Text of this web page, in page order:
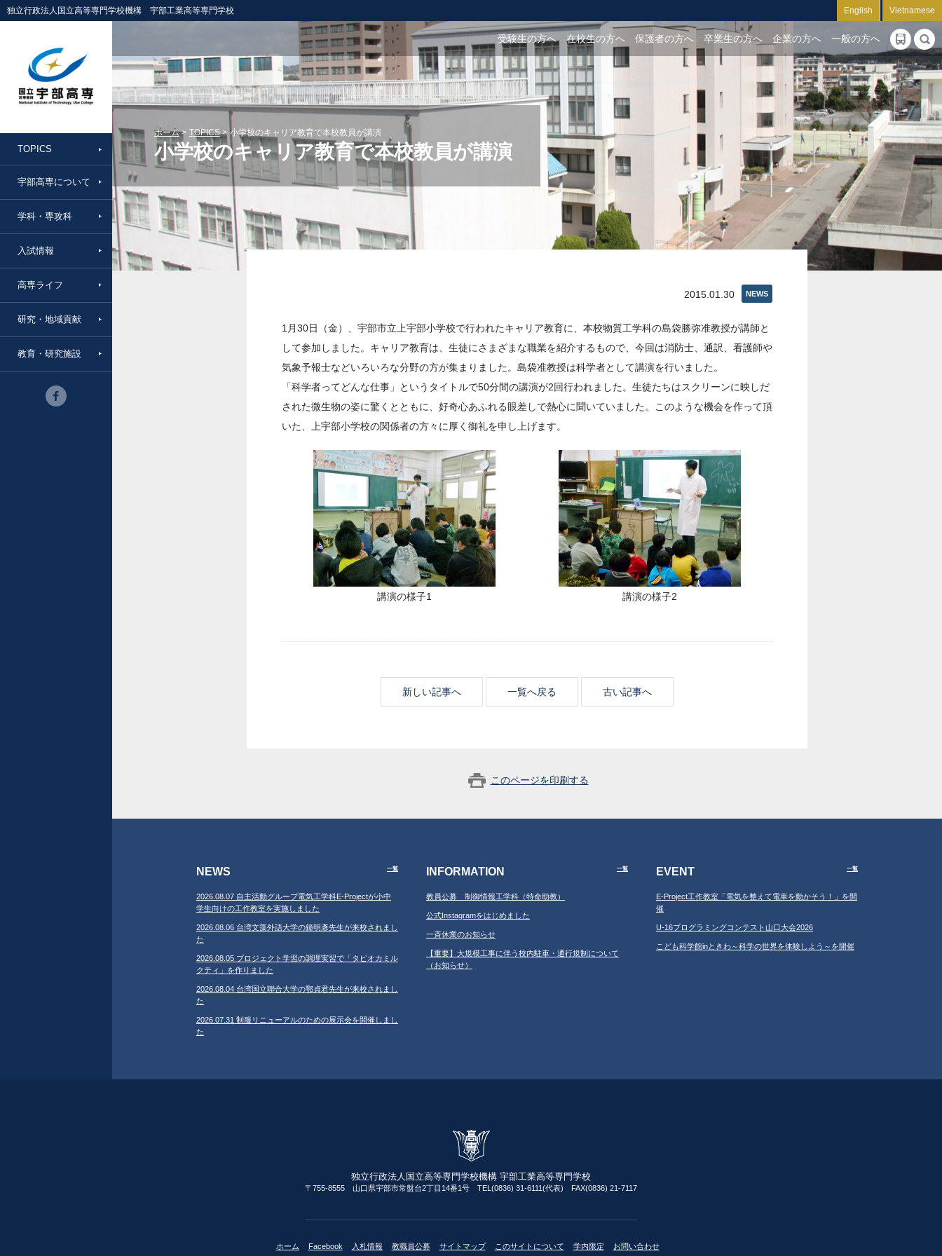
独立行政法人国立高等専門学校機構 宇部工業高等専門学校 English Vietnamese
TOPICS
宇部高専について
学科・専攻科
入試情報
高専ライフ
研究・地域貢献
教育・研究施設
受験生の方へ 在校生の方へ 保護者の方へ 卒業生の方へ 企業の方へ 一般の方へ
ホーム TOPICS 小学校のキャリア教育で本校教員が講演
小学校のキャリア教育で本校教員が講演
NEWS
2015.01.30
1月30日（金）、宇部市立上宇部小学校で行われたキャリア教育に、本校物質工学科の島袋勝弥准教授が講師と
して参加しました。キャリア教育は、生徒にさまざまな職業を紹介するもので、今回は消防士、通訳、看護師や
気象予報士などいろいろな分野の方が集まりました。島袋准教授は科学者として講演を行いました。
「科学者ってどんな仕事」というタイトルで50分間の講演が2回行われました。生徒たちはスクリーンに映しだ
された微生物の姿に驚くとともに、好奇心あふれる眼差しで熱心に聞いていました。このような機会を作って頂
いた、上宇部小学校の関係者の方々に厚く御礼を申し上げます。
講演の様子1 講演の様子2
新しい記事へ 一覧へ戻る 古い記事へ
このページを印刷する
NEWS 一覧
2026.08.07 自主活動グループ電気工学科E-Projectが小中
学生向けの工作教室を実施しました
2026.08.06 台湾文藻外語大学の鐘明彥先生が来校されまし
た
2026.08.05 プロジェクト学習の調理実習で「タピオカミル
クティ」を作りました
2026.08.04 台湾国立聯合大学の鄂貞君先生が来校されまし
た
2026.07.31 制服リニューアルのための展示会を開催しまし
た
INFORMATION 一覧
教員公募 制御情報工学科（特命助教）
公式Instagramをはじめました
一斉休業のお知らせ
【重要】大規模工事に伴う校内駐車・通行規制について
（お知らせ）
EVENT 一覧
E-Project工作教室「電気を整えて電車を動かそう！」を開
催
U-16プログラミングコンテスト山口大会2026
こども科学館inときわ～科学の世界を体験しよう～を開催
独立行政法人国立高等専門学校機構 宇部工業高等専門学校
〒755-8555 山口県宇部市常盤台2丁目14番1号 TEL(0836) 31-6111(代表) FAX(0836) 21-7117
ホーム Facebook 入札情報 教職員公募 サイトマップ このサイトについて 学内限定 お問い合わせ